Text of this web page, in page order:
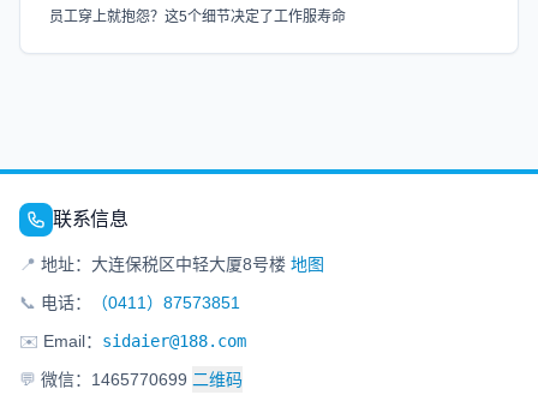
员工穿上就抱怨？这5个细节决定了工作服寿命
联系信息
📍 地址：大连保税区中轻大厦8号楼 地图
📞 电话：
（0411）87573851
✉️ Email： sidaier@188.com
💬 微信：1465770699 二维码